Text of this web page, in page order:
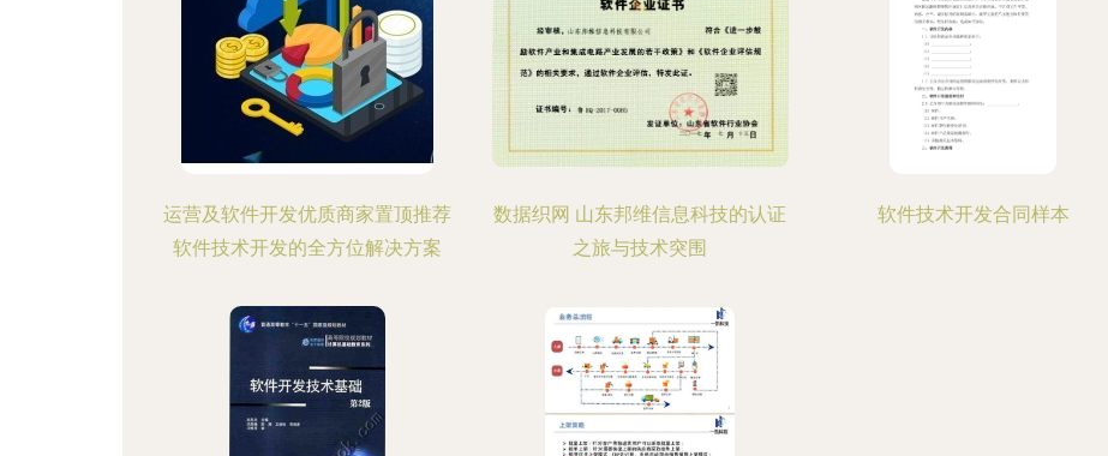
运营及软件开发优质商家置顶推荐
软件技术开发的全方位解决方案
数据织网 山东邦维信息科技的认证
之旅与技术突围
软件技术开发合同样本